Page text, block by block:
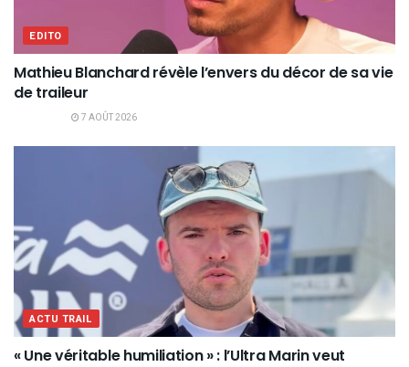
EDITO
Mathieu Blanchard révèle l’envers du décor de sa vie
de traileur
7 AOÛT 2026
ACTU TRAIL
« Une véritable humiliation » : l’Ultra Marin veut